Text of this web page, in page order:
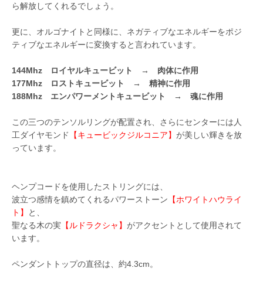
ら解放してくれるでしょう。
更に、オルゴナイトと同様に、ネガティブなエネルギーをポジ
ティブなエネルギーに変換すると言われています。
144Mhz ロイヤルキュービット → 肉体に作用
177Mhz ロストキュービット → 精神に作用
188Mhz エンパワーメントキュービット → 魂に作用
この三つのテンソルリングが配置され、さらにセンターには人
工ダイヤモンド
【キュービックジルコニア】 が美しい輝きを放
っています。
ヘンプコードを使用したストリングには、
波立つ感情を鎮めてくれるパワーストーン 【ホワイトハウライ
ト】
と、
聖なる木の実 【ルドラクシャ】 がアクセントとして使用されて
います。
ペンダントトップの直径は、約4.3cm。